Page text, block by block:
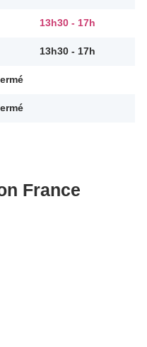
13h30 - 17h
13h30 - 17h
France